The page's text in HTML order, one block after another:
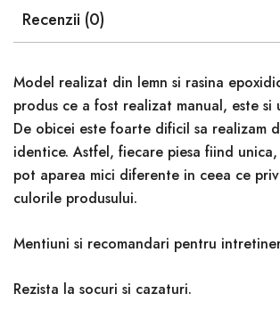
Recenzii (0)
Model realizat din lemn si rasina
produs ce a fost realizat manual, este si
De obicei este foarte dificil sa realizam
identice. Astfel, fiecare piesa fiind
pot aparea mici diferente in ceea ce
culorile produsului.
Mentiuni si recomandari pentru
Rezista la socuri si cazaturi.